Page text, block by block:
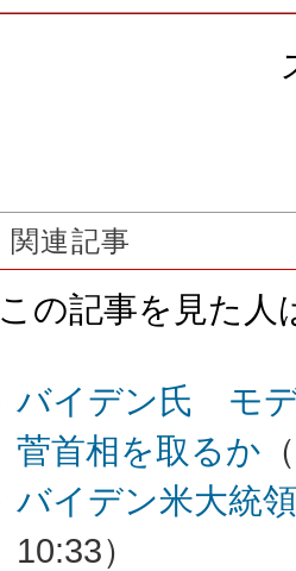
関連記事
この記事を見た人
バイデン氏 モ
菅首相を取るか
バイデン米大統
10:33）